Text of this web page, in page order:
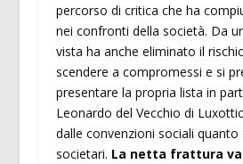
percorso di critica che ha
nei confronti della società. Da
vista ha anche eliminato il
scendere a compromessi e si
presentare la propria lista in
Leonardo del Vecchio di
dalle convenzioni sociali quanto
societari. La netta frattura